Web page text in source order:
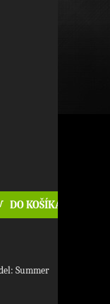
Summer